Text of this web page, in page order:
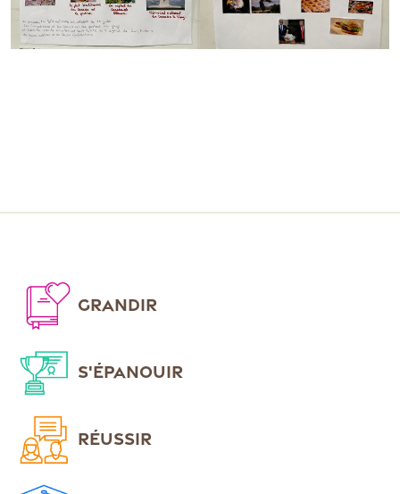
GRANDIR
S'ÉPANOUIR
RÉUSSIR